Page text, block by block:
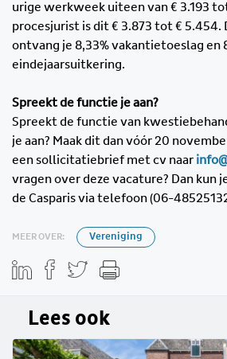
urige werkweek uiteen van € 3.193
procesjurist is dit € 3.873 tot € 5.454.
ontvang je 8,33% vakantietoeslag en
eindejaarsuitkering.
Spreekt de functie je aan?
Spreekt de functie van
je aan? Maak dit dan vóór 20
een sollicitatiebrief met cv naar
vragen over deze vacature? Dan kun
de Casparis via telefoon (06-
MEER OVER: Vereniging
Lees ook